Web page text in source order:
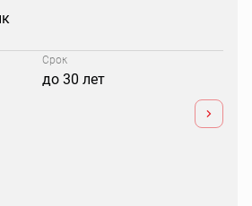
Срок
до 30 лет